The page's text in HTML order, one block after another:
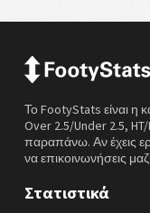
Το FootyStats είναι η
Over 2.5/Under 2.5,
παραπάνω. Αν έχεις
να επικοινωνήσεις
Στατιστικά